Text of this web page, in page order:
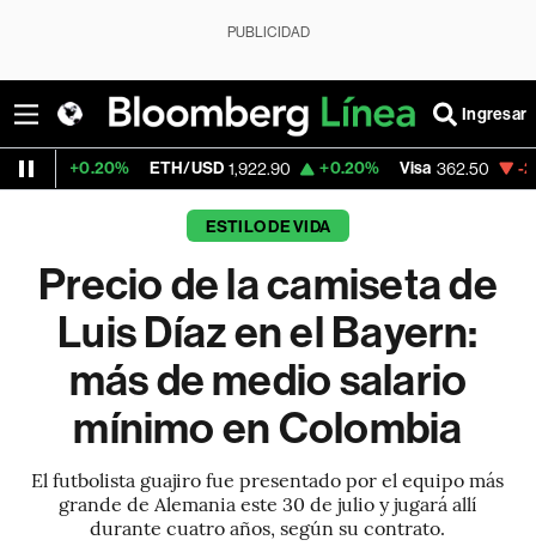
PUBLICIDAD
Ingresar
ETH/USD 1,922.90 +0.20% Visa 362.50 -2.15%
ESTILO DE VIDA
Precio de la camiseta de
Luis Díaz en el Bayern:
más de medio salario
mínimo en Colombia
El futbolista guajiro fue presentado por el equipo más
grande de Alemania este 30 de julio y jugará allí
durante cuatro años, según su contrato.